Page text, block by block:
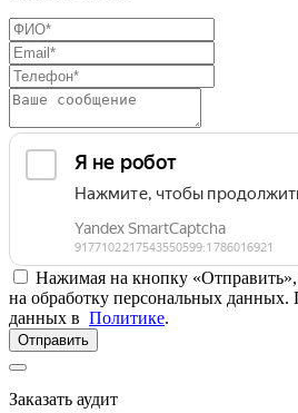
Нажимая на кнопку «Отправить»,
на обработку персональных данных.
данных в Политике.
Отправить
Заказать аудит